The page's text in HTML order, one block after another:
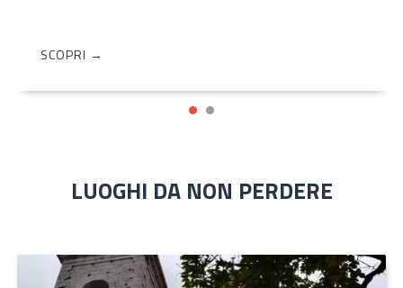
SCOPRI →
LUOGHI DA NON PERDERE